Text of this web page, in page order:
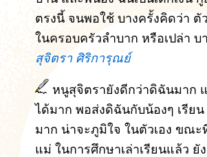
ตรงนี้ จนพอใช้ บางครั้งคิดว่า ตั
ในครอบครัวลำบาก หรือเปล่า บ
สุจิตรา ศิริการุณย์
หนูสุจิตรายังดีกว่าดิฉันมาก
ได้มาก พอส่งดิฉันกับน้องๆ เรียน
มาก น่าจะภูมิใจ ในตัวเอง ขณ
แม่ ในการศึกษาเล่าเรียนแล้ว